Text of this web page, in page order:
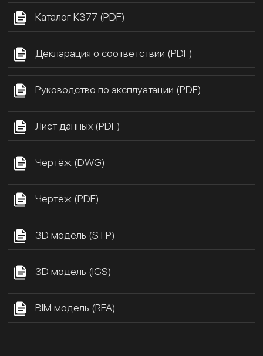
Каталог К377 (PDF)
Декларация о соответствии (PDF)
Руководство по эксплуатации (PDF)
Лист данных (PDF)
Чертёж (DWG)
Чертёж (PDF)
3D модель (STP)
3D модель (IGS)
BIM модель (RFA)